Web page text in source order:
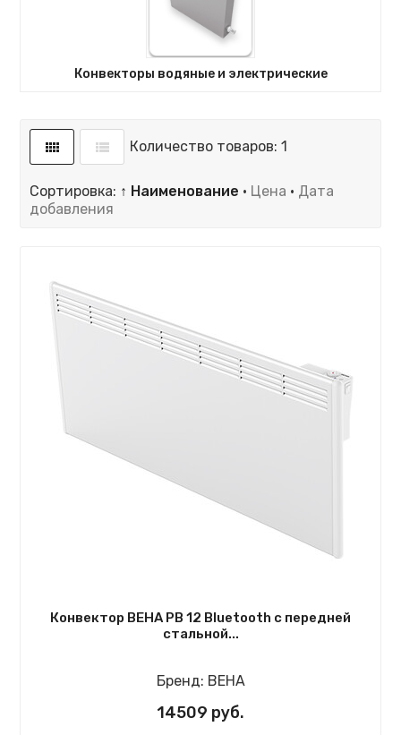
Конвекторы водяные и электрические
Количество товаров: 1
Сортировка: ↑ Наименование · Цена · Дата
добавления
Конвектор BEHA PB 12 Bluetooth с передней
стальной...
Бренд: BEHA
14509 руб.